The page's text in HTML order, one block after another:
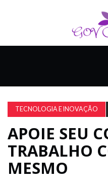
DO
THINK
COMPANHEIRO
TECNOLOGIA E INOVAÇÃO
APOIE SEU
TRABALHO
MESMO